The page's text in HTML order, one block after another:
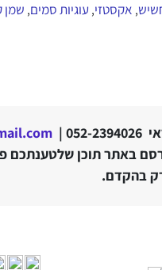
, אקסטזי, עוגיות סמים, שמן
|
באתר תוכן שלטענתכם
בהקדם.